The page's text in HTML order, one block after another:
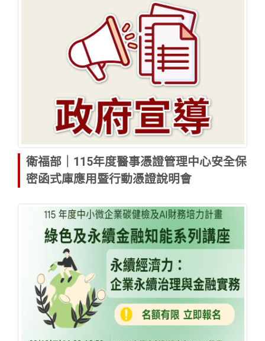
衛福部｜115年度醫事憑證管理中心安全保
密函式庫應用暨行動憑證說明會